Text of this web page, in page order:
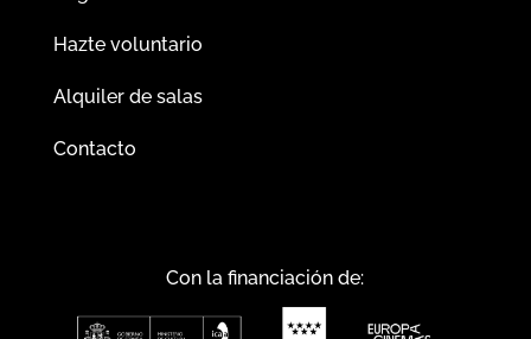
Hazte voluntario
Alquiler de salas
Contacto
Con la financiación de: